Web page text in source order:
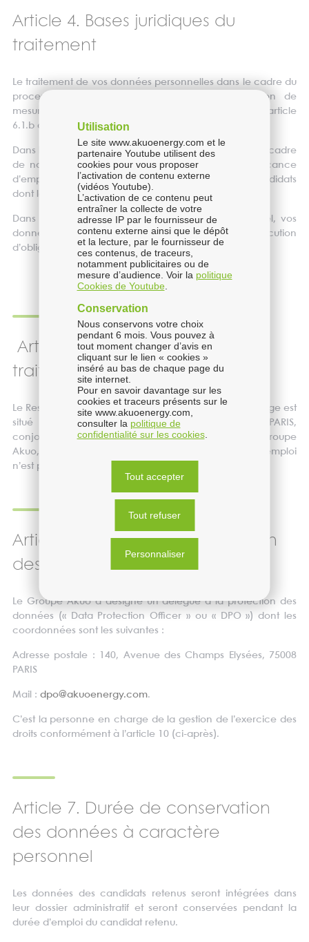
Article 4. Bases juridiques du
traitement
Le traitement de vos données personnelles dans le cadre du
processus de recrutement est basé sur l’exécution de
mesures précontractuelles prises à votre demande (article
6.1.b du RGPD).
Dans les autres cas, vos données sont traitées dans le cadre
de notre intérêt légitime à nous prémunir de la vacance
d’emploi ou à nous prémunir du recrutement de candidats
dont le profil n’est pas adapté.
Dans le cadre de la gestion du dossier du personnel, vos
données peuvent également être traitées en exécution
d’obligations légales.
Article 5. Responsables du
traitement
Le Responsable du traitement est Akuo SAS, dont le siège est
situé au 140, Avenue des Champs Elysées, 75008 PARIS,
conjointement avec le futur employeur au sein du Groupe
Akuo, lorsque le recruteur apparaissant sur l’offre d’emploi
n’est pas Akuo SAS.
Article 6. Délégué à la protection
des données
Le Groupe Akuo a désigné un délégué à la protection des
données (« Data Protection Officer » ou « DPO ») dont les
coordonnées sont les suivantes :
Adresse postale : 140, Avenue des Champs Elysées, 75008
PARIS
Mail : dpo@akuoenergy.com.
C’est la personne en charge de la gestion de l’exercice des
droits conformément à l’article 10 (ci-après).
Article 7. Durée de conservation
des données à caractère
personnel
Les données des candidats retenus seront intégrées dans
leur dossier administratif et seront conservées pendant la
durée d’emploi du candidat retenu.
Utilisation
Le site www.akuoenergy.com et le
partenaire Youtube utilisent des
cookies pour vous proposer
l’activation de contenu externe
(vidéos Youtube).
L’activation de ce contenu peut
entraîner la collecte de votre
adresse IP par le fournisseur de
contenu externe ainsi que le dépôt
et la lecture, par le fournisseur de
ces contenus, de traceurs,
notamment publicitaires ou de
mesure d’audience. Voir la politique
Cookies de Youtube.
Conservation
Nous conservons votre choix
pendant 6 mois. Vous pouvez à
tout moment changer d’avis en
cliquant sur le lien « cookies »
inséré au bas de chaque page du
site internet.
Pour en savoir davantage sur les
cookies et traceurs présents sur le
site www.akuoenergy.com,
consulter la politique de
confidentialité sur les cookies.
Tout accepter
Tout refuser
Personnaliser